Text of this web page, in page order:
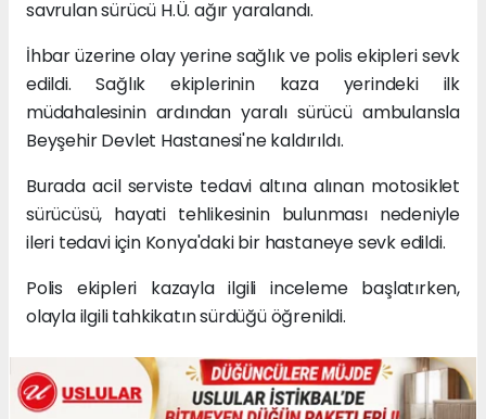
savrulan sürücü H.Ü. ağır yaralandı.
İhbar üzerine olay yerine sağlık ve polis ekipleri sevk
edildi. Sağlık ekiplerinin kaza yerindeki ilk
müdahalesinin ardından yaralı sürücü ambulansla
Beyşehir Devlet Hastanesi'ne kaldırıldı.
Burada acil serviste tedavi altına alınan motosiklet
sürücüsü, hayati tehlikesinin bulunması nedeniyle
ileri tedavi için Konya'daki bir hastaneye sevk edildi.
Polis ekipleri kazayla ilgili inceleme başlatırken,
olayla ilgili tahkikatın sürdüğü öğrenildi.